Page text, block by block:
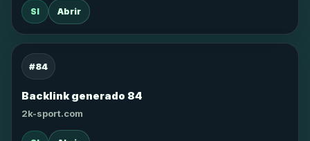
SI Abrir
#84
Backlink generado 84
2k-sport.com